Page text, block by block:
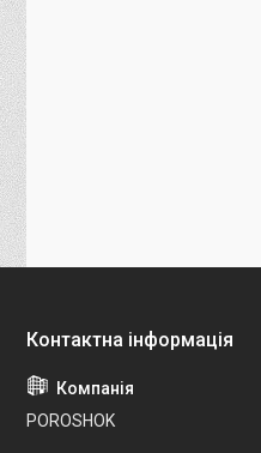
POROSHOK